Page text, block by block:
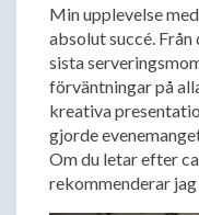
Min upplevelse
absolut succé.
sista
förväntningar på
kreativa
gjorde
Om du letar efter
rekommenderar